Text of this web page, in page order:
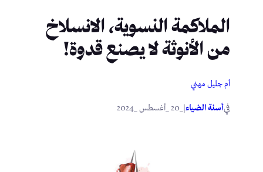
الملاكمة النسوية، الانسلاخ
من الأنوثة لا يصنع قدوة!
أم جليل مهني
فيأسنة الضياء